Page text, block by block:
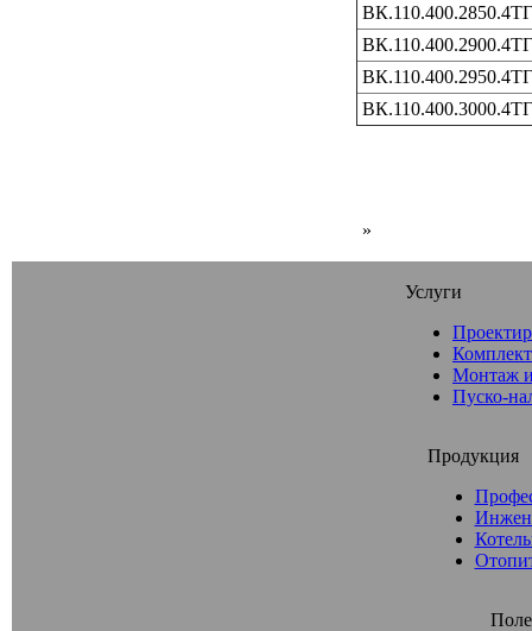
ВК.110.400.2850.4ТГ
ВК.110.400.2900.4ТГ
ВК.110.400.2950.4ТГ
ВК.110.400.3000.4ТГ
»
Услуги
Монтаж
Пуско-
Продукция